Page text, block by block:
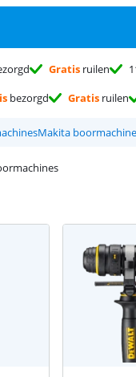
Gratis ruilen
bezorgd Gratis ruilen
Makita